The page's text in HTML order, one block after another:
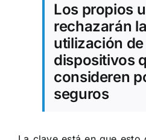
Los propios
rechazarán la
utilización
dispositivos
consideren
seguros